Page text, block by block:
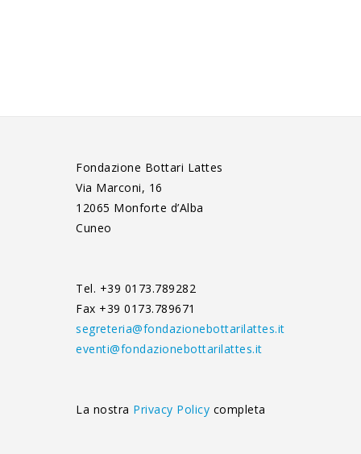
Fondazione Bottari Lattes
Via Marconi, 16
12065 Monforte d’Alba
Cuneo
Tel. +39 0173.789282
Fax +39 0173.789671
segreteria@fondazionebottarilattes.it
eventi@fondazionebottarilattes.it
La nostra Privacy Policy completa